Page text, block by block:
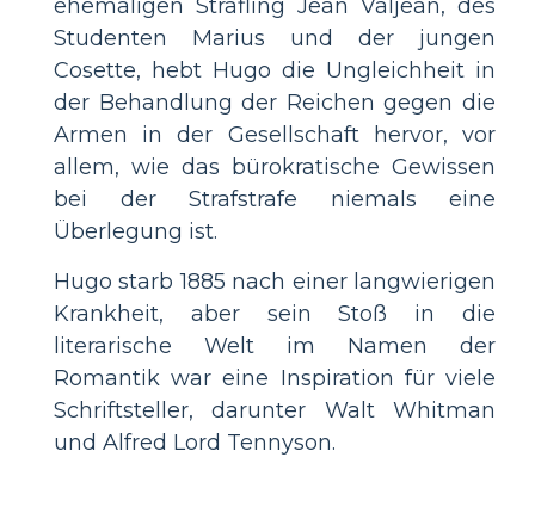
ehemaligen Sträfling Jean Valjean, des
Studenten Marius und der jungen
Cosette, hebt Hugo die Ungleichheit in
der Behandlung der Reichen gegen die
Armen in der Gesellschaft hervor, vor
allem, wie das bürokratische Gewissen
bei der Strafstrafe niemals eine
Überlegung ist.
Hugo starb 1885 nach einer langwierigen
Krankheit, aber sein Stoß in die
literarische Welt im Namen der
Romantik war eine Inspiration für viele
Schriftsteller, darunter Walt Whitman
und Alfred Lord Tennyson.